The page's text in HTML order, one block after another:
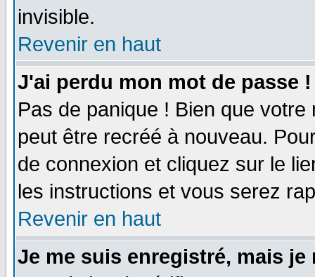
invisible.
Revenir en haut
J'ai perdu mon mot de passe !
Pas de panique ! Bien que
peut être recréé à nouveau.
de connexion et cliquez sur le
les instructions et vous serez
Revenir en haut
Je me suis enregistré, mais